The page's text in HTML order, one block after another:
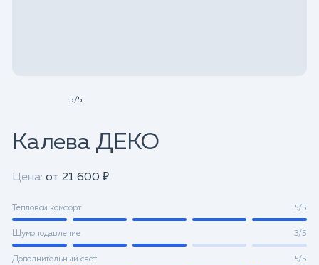
5/5
Калева ДЕКО
Цена: от 21 600 ₽
Тепловой комфорт 5/5
Шумоподавление 3/5
Дополнительный свет 5/5